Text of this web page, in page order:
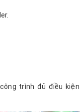
trình đủ điều kiện